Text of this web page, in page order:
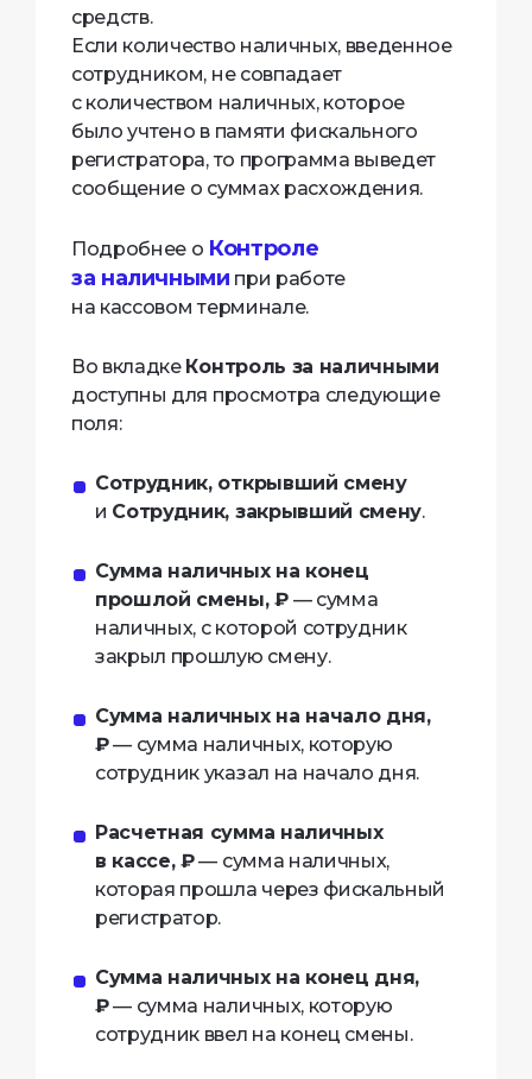
средств.
Если количество наличных, введенное
сотрудником, не совпадает
с количеством наличных, которое
было учтено в памяти фискального
регистратора, то программа выведет
сообщение о суммах расхождения.
Подробнее о Контроле
за наличными при работе
на кассовом терминале.
Во вкладке Контроль за наличными
доступны для просмотра следующие
поля:
Сотрудник, открывший смену
и Сотрудник, закрывший смену.
Сумма наличных на конец
прошлой смены, ₽— сумма
наличных, с которой сотрудник
закрыл прошлую смену.
Сумма наличных на начало дня,
₽— сумма наличных, которую
сотрудник указал на начало дня.
Расчетная сумма наличных
в кассе, ₽— сумма наличных,
которая прошла через фискальный
регистратор.
Сумма наличных на конец дня,
₽— сумма наличных, которую
сотрудник ввел на конец смены.